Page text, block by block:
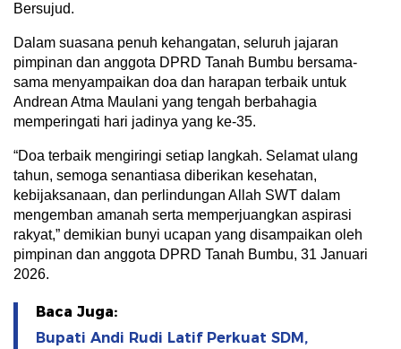
Bersujud.
Dalam suasana penuh kehangatan, seluruh jajaran
pimpinan dan anggota DPRD Tanah Bumbu bersama-
sama menyampaikan doa dan harapan terbaik untuk
Andrean Atma Maulani yang tengah berbahagia
memperingati hari jadinya yang ke-35.
“Doa terbaik mengiringi setiap langkah. Selamat ulang
tahun, semoga senantiasa diberikan kesehatan,
kebijaksanaan, dan perlindungan Allah SWT dalam
mengemban amanah serta memperjuangkan aspirasi
rakyat,” demikian bunyi ucapan yang disampaikan oleh
pimpinan dan anggota DPRD Tanah Bumbu, 31 Januari
2026.
Baca Juga:
Bupati Andi Rudi Latif Perkuat SDM,